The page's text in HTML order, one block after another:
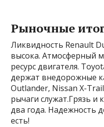
Рыночные
Ликвидность Renault
высока. Атмосферный
ресурс двигателя.
держат внедорожные
Outlander, Nissan X-
рычаги служат.Грязь и
два года. Надежность
есть!